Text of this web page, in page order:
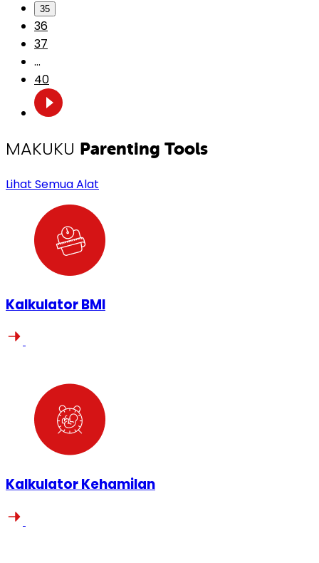
35
36
37
...
40
MAKUKU Parenting Tools
Lihat Semua Alat
Kalkulator BMI
Kalkulator Kehamilan